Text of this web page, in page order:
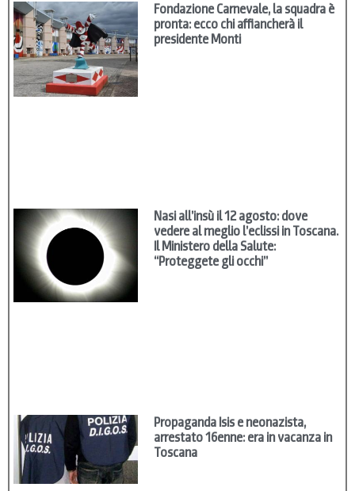
Fondazione Carnevale, la squadra è
pronta: ecco chi affiancherà il
presidente Monti
Nasi all’insù il 12 agosto: dove
vedere al meglio l’eclissi in Toscana.
Il Ministero della Salute:
“Proteggete gli occhi”
Propaganda Isis e neonazista,
arrestato 16enne: era in vacanza in
Toscana